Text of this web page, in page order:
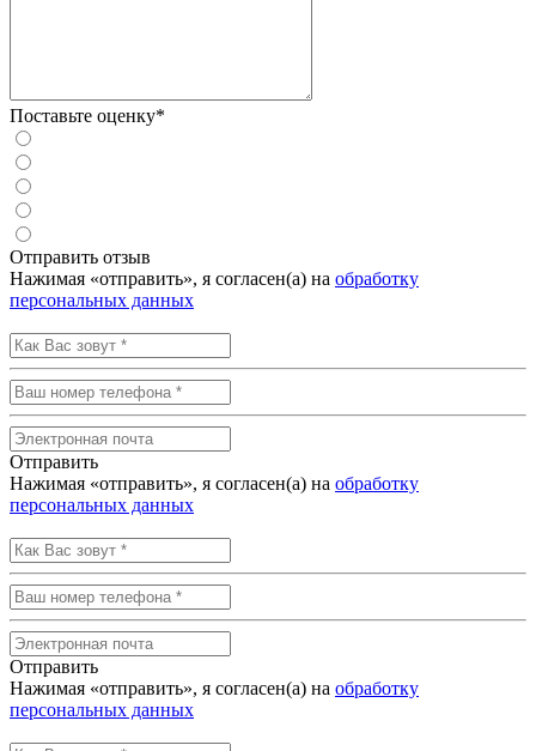
Поставьте оценку*
Отправить отзыв
Нажимая «отправить», я согласен(а) на обработку
персональных данных
Отправить
Нажимая «отправить», я согласен(а) на обработку
персональных данных
Отправить
Нажимая «отправить», я согласен(а) на обработку
персональных данных